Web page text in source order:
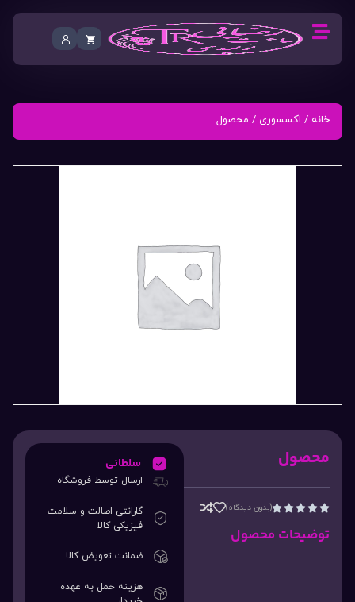
خانه / اکسسوری / محصول
محصول




(بدون دیدگاه)
توضیحات محصول
سلطانی
ارسال توسط فروشگاه
گارانتی اصالت و سلامت
فیزیکی کالا
ضمانت تعویض کالا
هزینه حمل به عهده